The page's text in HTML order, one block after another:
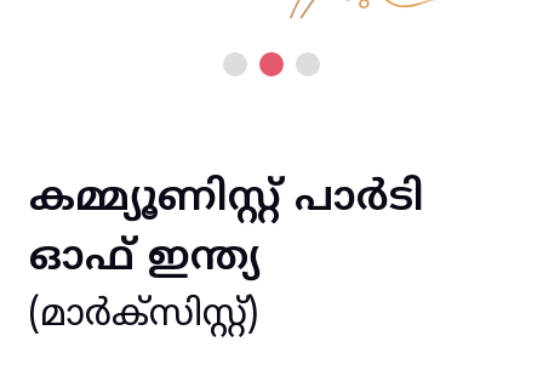
കമ്മ്യൂണിസ്റ്റ് പാർടി
ഓഫ് ഇന്ത്യ
(മാർക്സിസ്റ്റ്)